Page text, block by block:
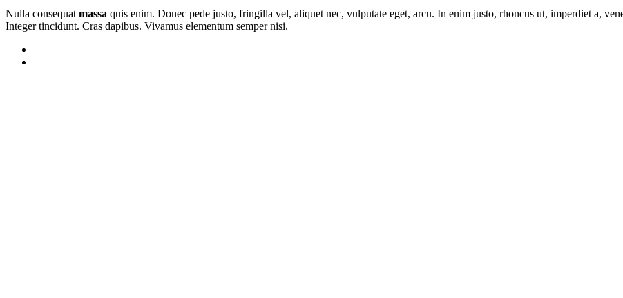
Nulla consequat massa quis enim. Donec pede justo, fringilla vel, aliquet nec, vulputate eget, arcu. In enim justo, rhoncus ut, imperdiet a,
Integer tincidunt. Cras dapibus. Vivamus elementum semper nisi.